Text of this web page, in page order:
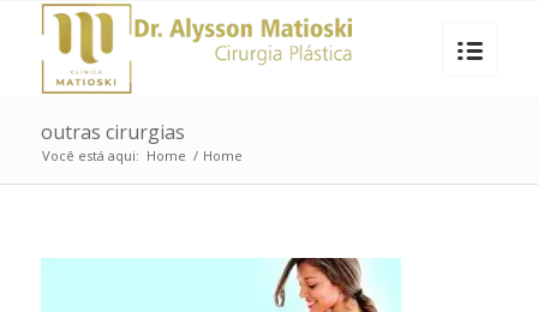
outras cirurgias
Você está aqui: Home / Home